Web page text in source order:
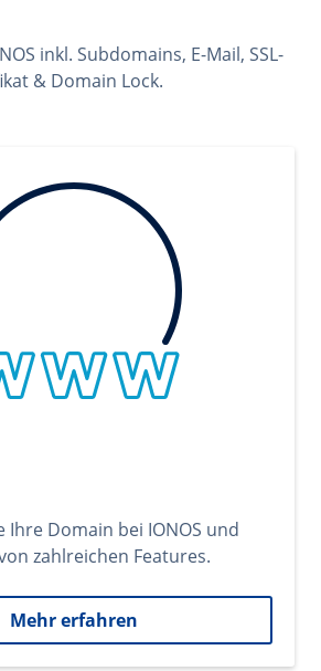
inkl. Subdomains, E-Mail, SSL-
& Domain Lock.
Ihre Domain bei IONOS und
zahlreichen Features.
Mehr erfahren